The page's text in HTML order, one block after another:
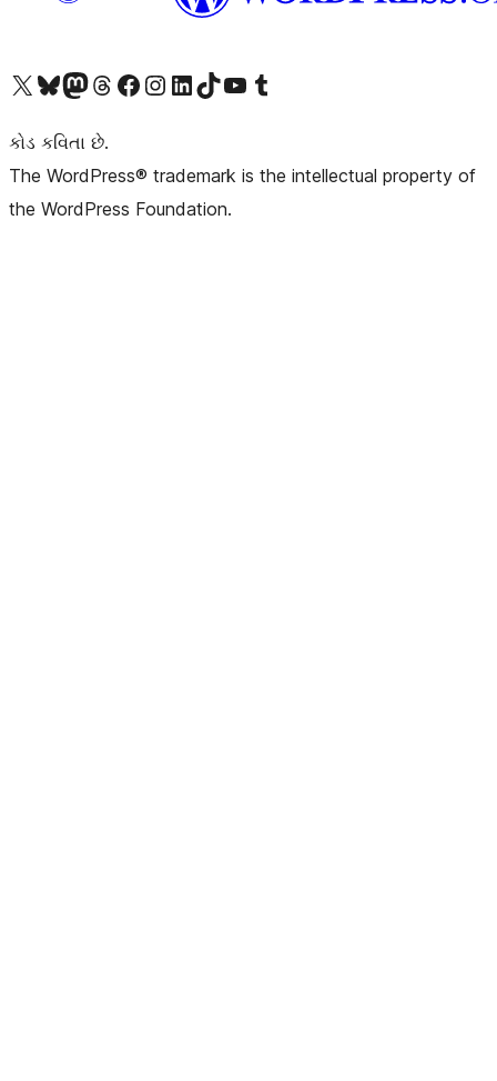
અમારા X (અગાઉ ટ્વિટર) એકાઉન્ટની મુલાકાત લોઅમારા Bluesky એકાઉન્ટની મુલાકાત લોઅમારા માસ્ટોડોન એકાઉન્ટની મુલાકાત લોઅમારા Threads એકાઉન્ટની મુલાકાત લો અમારા ફેસબુક પેજની મુલાકાત લોઅમારા ઇન્સ્ટાગ્રામ એકાઉન્ટની મુલાકાત લો અમારા LinkedIn એકાઉન્ટની મુલાકાત લોઅમારા TikTok એકાઉન્ટની મુલાકાત લોઅમારી YouTube ચેનલની મુલાકાત લો અમારા Tumblr એકાઉન્ટની મુલાકાત લો
કોડ કવિતા છે.
The WordPress® trademark is the intellectual property of
the WordPress Foundation.